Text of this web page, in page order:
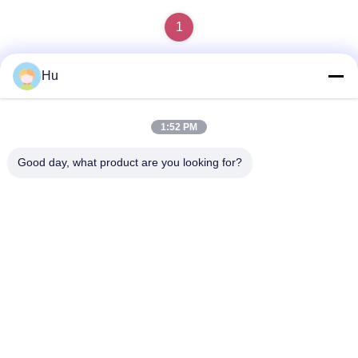
1
Dirección
Hu
1:52 PM
Good day, what product are you looking for?